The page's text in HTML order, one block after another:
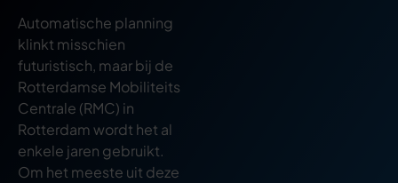
Automatische planning
klinkt misschien
futuristisch, maar bij de
Rotterdamse Mobiliteits
Centrale (RMC) in
Rotterdam wordt het al
enkele jaren gebruikt.
Om het meeste uit deze